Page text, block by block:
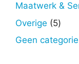
Maatwerk &
Overige 55
Geen categorie